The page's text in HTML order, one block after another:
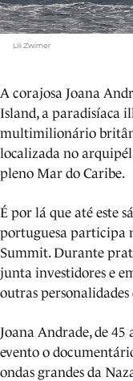
Lili Zwirner
A corajosa Joana
Island, a paradisíaca
multimilionário
localizada no
pleno Mar do Caribe.
É por lá que até este
portuguesa participa
Summit. Durante
junta investidores e
outras personalidades
Joana Andrade, de
evento o
ondas grandes da